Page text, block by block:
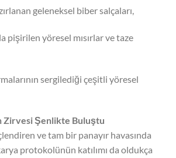
geleneksel biber salçaları,
pişirilen yöresel mısırlar ve taze
sergilediği çeşitli yöresel
Zirvesi Şenlikte Buluştu
ve tam bir panayır havasında
protokolünün katılımı da oldukça